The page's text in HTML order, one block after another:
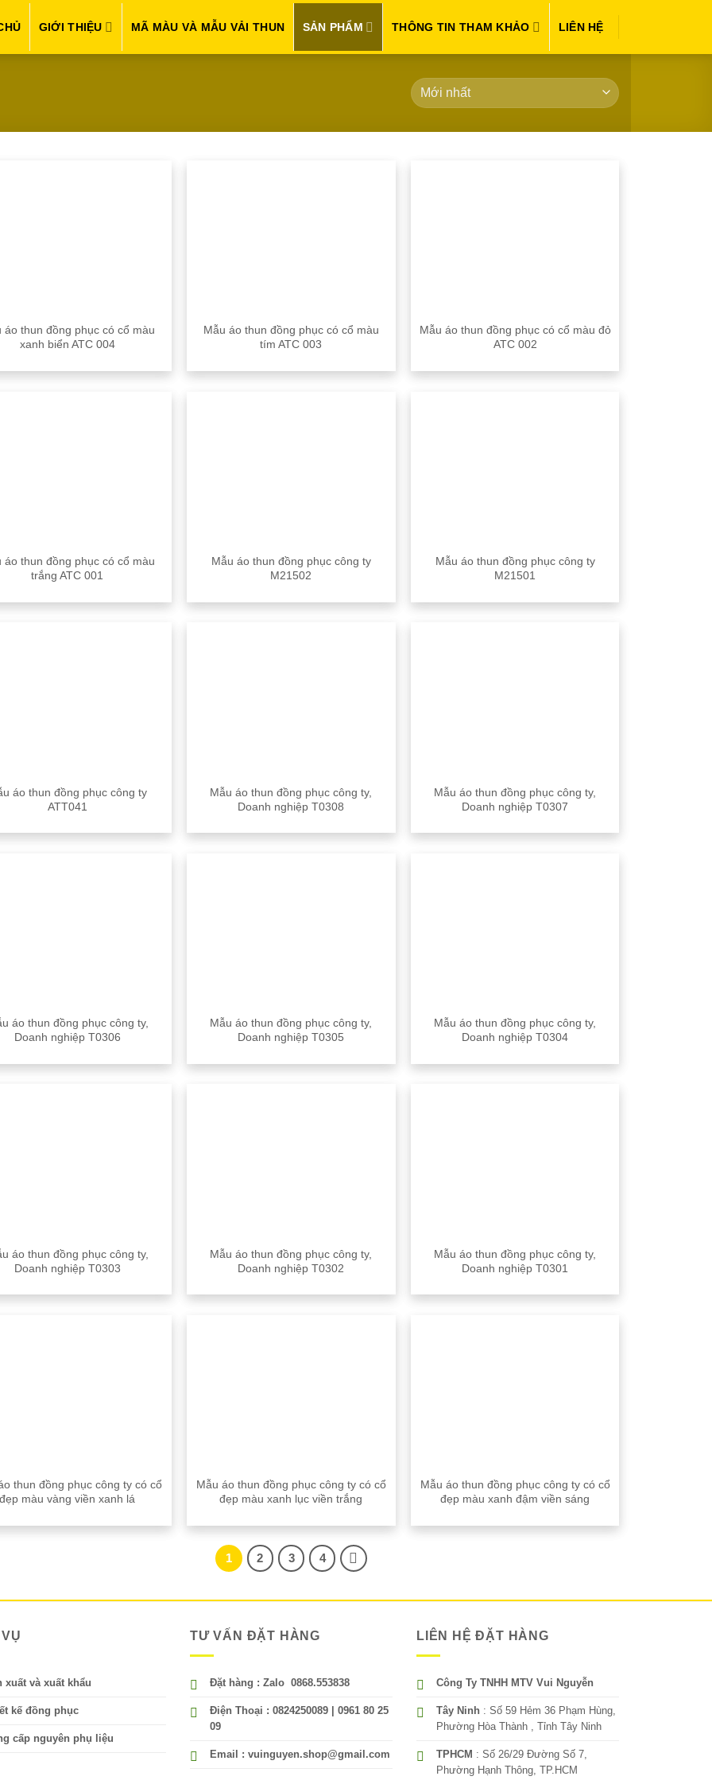
GIỚI THIỆU MÃ MÀU VÀ MẪU VẢI THUN SẢN PHẨM THÔNG TIN THAM KHẢO LIÊN HỆ
áo thun đồng phục có cổ màu
xanh biển ATC 004
Mẫu áo thun đồng phục có cổ màu
tím ATC 003
Mẫu áo thun đồng phục có cổ màu đỏ
ATC 002
áo thun đồng phục có cổ màu
trắng ATC 001
Mẫu áo thun đồng phục công ty
M21502
Mẫu áo thun đồng phục công ty
M21501
áo thun đồng phục công ty
ATT041
Mẫu áo thun đồng phục công ty,
Doanh nghiệp T0308
Mẫu áo thun đồng phục công ty,
Doanh nghiệp T0307
áo thun đồng phục công ty,
Doanh nghiệp T0306
Mẫu áo thun đồng phục công ty,
Doanh nghiệp T0305
Mẫu áo thun đồng phục công ty,
Doanh nghiệp T0304
áo thun đồng phục công ty,
Doanh nghiệp T0303
Mẫu áo thun đồng phục công ty,
Doanh nghiệp T0302
Mẫu áo thun đồng phục công ty,
Doanh nghiệp T0301
thun đồng phục công ty có cổ
đẹp màu vàng viền xanh lá
Mẫu áo thun đồng phục công ty có cổ
đẹp màu xanh lục viền trắng
Mẫu áo thun đồng phục công ty có cổ
đẹp màu xanh đậm viền sáng
1 2 3 4
xuất và xuất khẩu
kế đồng phục
cấp nguyên phụ liệu
TƯ VẤN ĐẶT HÀNG
Đặt hàng : Zalo 0868.553838
Điện Thoại : 0824250089 | 0961 80 25
09
Email : vuinguyen.shop@gmail.com
LIÊN HỆ ĐẶT HÀNG
Công Ty TNHH MTV Vui Nguyễn
Tây Ninh : Số 59 Hẻm 36 Phạm Hùng,
Phường Hòa Thành , Tỉnh Tây Ninh
TPHCM : Số 26/29 Đường Số 7,
Phường Hạnh Thông, TP.HCM